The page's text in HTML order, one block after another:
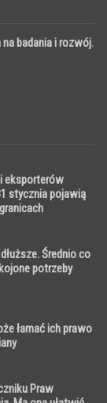
badania i rozwój.
eksporterów
stycznia pojawią
Średnio co
potrzeby
łamać ich prawo
Praw